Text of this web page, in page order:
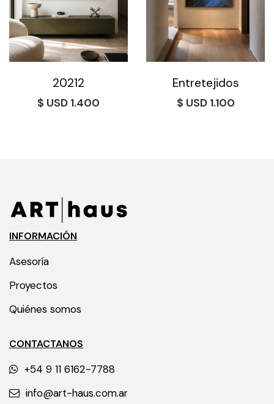
20212
$ 1.400
Entretejidos
$ 1.100
INFORMACIÓN
Asesoría
Proyectos
Quiénes somos
CONTACTANOS
+54 9 11 6162-7788
info@art-haus.com.ar